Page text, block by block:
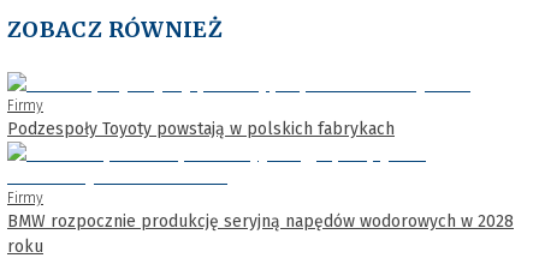
ZOBACZ RÓWNIEŻ
Firmy
Podzespoły Toyoty powstają w polskich fabrykach
Firmy
BMW rozpocznie produkcję seryjną napędów wodorowych w 2028
roku